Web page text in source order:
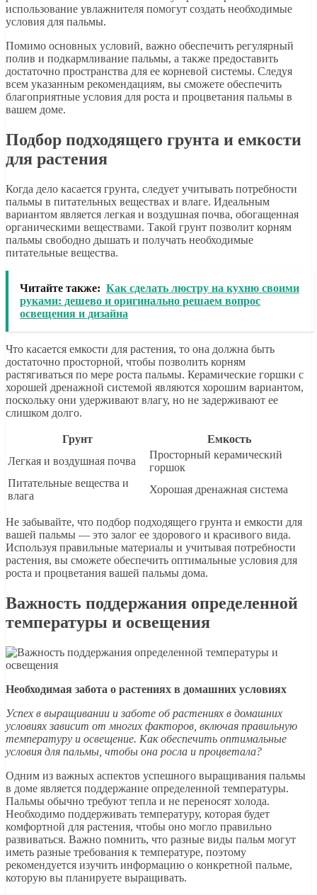
использование увлажнителя помогут создать необходимые
условия для пальмы.
Помимо основных условий, важно обеспечить регулярный
полив и подкармливание пальмы, а также предоставить
достаточно пространства для ее корневой системы. Следуя
всем указанным рекомендациям, вы сможете обеспечить
благоприятные условия для роста и процветания пальмы в
вашем доме.
Подбор подходящего грунта и емкости
для растения
Когда дело касается грунта, следует учитывать потребности
пальмы в питательных веществах и влаге. Идеальным
вариантом является легкая и воздушная почва, обогащенная
органическими веществами. Такой грунт позволит корням
пальмы свободно дышать и получать необходимые
питательные вещества.
Читайте также: Как сделать люстру на кухню своими
руками: дешево и оригинально решаем вопрос
освещения и дизайна
Что касается емкости для растения, то она должна быть
достаточно просторной, чтобы позволить корням
растягиваться по мере роста пальмы. Керамические горшки с
хорошей дренажной системой являются хорошим вариантом,
поскольку они удерживают влагу, но не задерживают ее
слишком долго.
Грунт
Емкость
Легкая и воздушная почва
Просторный керамический
горшок
Питательные вещества и
влага
Хорошая дренажная система
Не забывайте, что подбор подходящего грунта и емкости для
вашей пальмы — это залог ее здорового и красивого вида.
Используя правильные материалы и учитывая потребности
растения, вы сможете обеспечить оптимальные условия для
роста и процветания вашей пальмы дома.
Важность поддержания определенной
температуры и освещения
Необходимая забота о растениях в домашних условиях
Успех в выращивании и заботе об растениях в домашних
условиях зависит от многих факторов, включая правильную
температуру и освещение. Как обеспечить оптимальные
условия для пальмы, чтобы она росла и процветала?
Одним из важных аспектов успешного выращивания пальмы
в доме является поддержание определенной температуры.
Пальмы обычно требуют тепла и не переносят холода.
Необходимо поддерживать температуру, которая будет
комфортной для растения, чтобы оно могло правильно
развиваться. Важно помнить, что разные виды пальм могут
иметь разные требования к температуре, поэтому
рекомендуется изучить информацию о конкретной пальме,
которую вы планируете выращивать.